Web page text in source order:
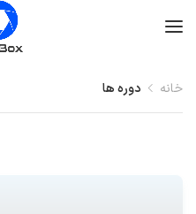
خانه دوره ها